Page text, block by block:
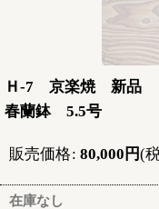
Ｈ-7 京楽焼 新品
春蘭鉢 5.5号
販売価格: 80,000 円(
在庫なし